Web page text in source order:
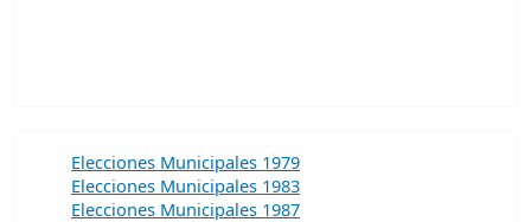
Elecciones Municipales 1979
Elecciones Municipales 1983
Elecciones Municipales 1987